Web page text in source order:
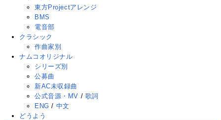
東方Projectアレンジ
BMS
電音部
クラシック
作曲家別
ナムコオリジナル
シリーズ別
公募曲
新AC未収録曲
公式音源・MV / 歌詞
ENG / 中文
どうよう